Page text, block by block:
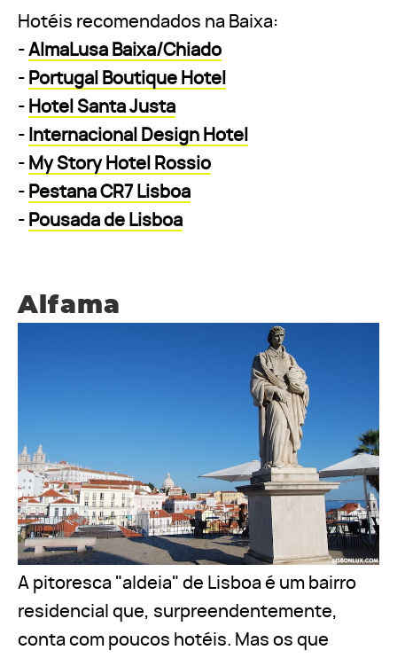
Hotéis recomendados na Baixa:
- AlmaLusa Baixa/Chiado
- Portugal Boutique Hotel
- Hotel Santa Justa
- Internacional Design Hotel
- My Story Hotel Rossio
- Pestana CR7 Lisboa
- Pousada de Lisboa
Alfama
A pitoresca "aldeia" de Lisboa é um bairro
residencial que, surpreendentemente,
conta com poucos hotéis. Mas os que